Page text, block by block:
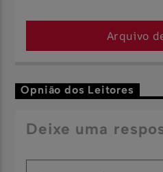
Arquivo
Opnião dos Leitores
Deixe uma